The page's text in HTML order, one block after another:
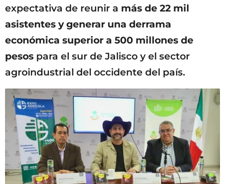
expectativa de reunir a más de 22 mil
asistentes y generar una derrama
económica superior a 500 millones de
pesos para el sur de Jalisco y el sector
agroindustrial del occidente del país.